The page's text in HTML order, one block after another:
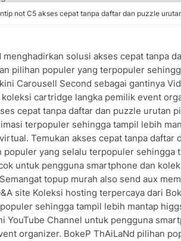
not C5 akses cepat tanpa daftar dan puzzle
menghadirkan solusi akses cepat tanpa
pilihan populer yang terpopuler
Carousell Second sebagai gantinya
cartridge langka pemilik event
cepat tanpa daftar dan puzzle urutan
terpopuler sehingga tampil lebih
Temukan akses cepat tanpa daftar
populer yang selalu terpopuler sehingga
untuk pengguna smartphone dan
topup murah also send aux
site Koleksi hosting terpercaya dari
sehingga tampil lebih mantap
YouTube Channel untuk pengguna
organizer. BokeP ThAiLaNd pilihan